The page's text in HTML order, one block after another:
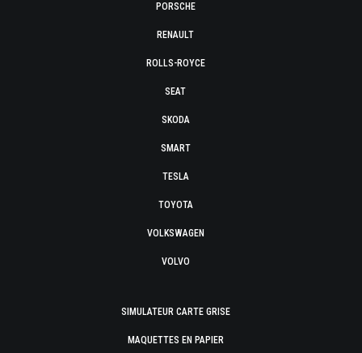
PORSCHE
RENAULT
ROLLS-ROYCE
SEAT
SKODA
SMART
TESLA
TOYOTA
VOLKSWAGEN
VOLVO
SIMULATEUR CARTE GRISE
MAQUETTES EN PAPIER